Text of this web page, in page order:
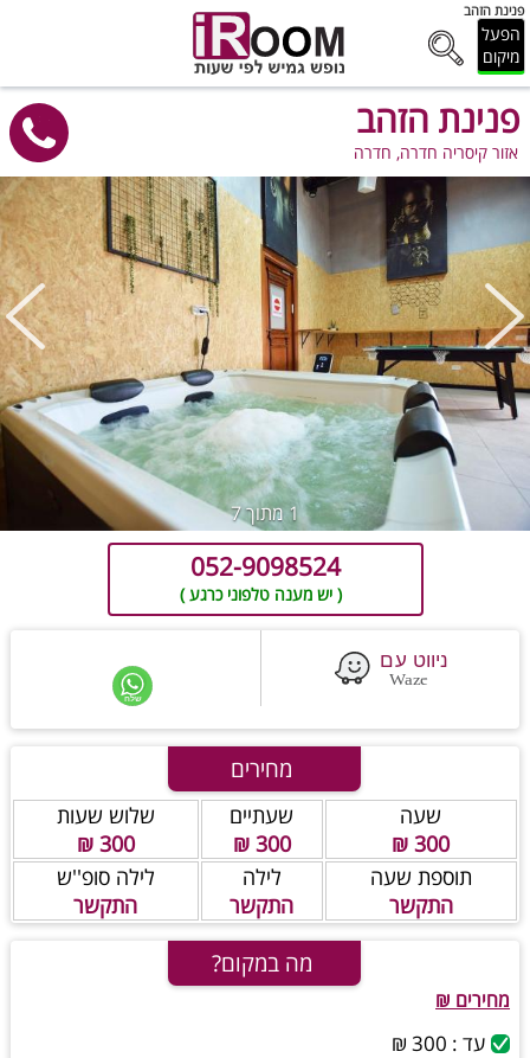
פנינת הזהב
הפעל
מיקום
פנינת הזהב
אזור קיסריה חדרה, חדרה
1מתוך7
052-9098524
( יש מענה טלפוני כרגע )
מחירים
שעה
300 ₪
שעתיים
300 ₪
שלוש שעות
300 ₪
תוספת שעה
התקשר
לילה
התקשר
לילה סופ''ש
התקשר
מה במקום?
מחירים ₪
עד : 300 ₪